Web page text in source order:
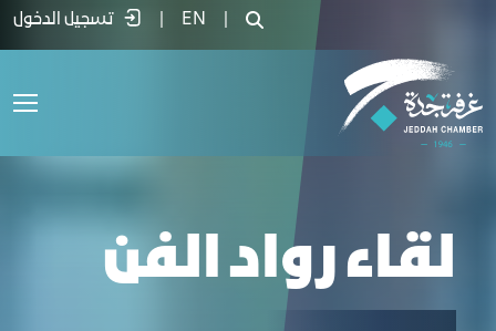
لقاء رواد الفن - غرفة جدة EN تسجيل الدخول
لقاء رواد الفن